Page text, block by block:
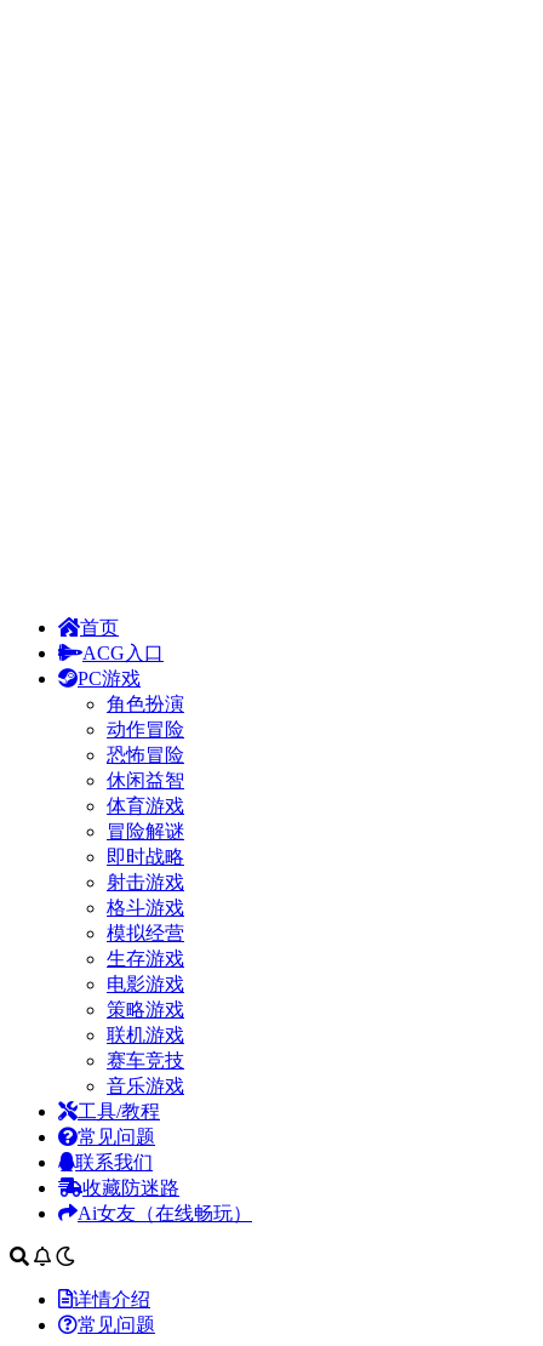
首页
ACG入口
PC游戏
角色扮演
动作冒险
恐怖冒险
休闲益智
体育游戏
冒险解谜
即时战略
射击游戏
格斗游戏
模拟经营
生存游戏
电影游戏
策略游戏
联机游戏
赛车竞技
音乐游戏
工具/教程
常见问题
联系我们
收藏防迷路
Ai女友（在线畅玩）
详情介绍
常见问题